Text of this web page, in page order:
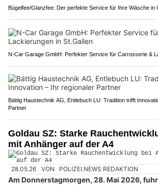
Bügelfee/Glanzfee: Der perfekte Service für Ihre Wäsche in
N-Car Garage GmbH: Perfekter Service für Carrosserie &
Bättig Haustechnik AG, Entlebuch LU: Tradition trifft
Partner
Goldau SZ: Starke
mit Anhänger auf der A4
28.05.26 VON POLIZEI.NEWS REDAKTION
Am Donnerstagmorgen, 28. Mai 2026,